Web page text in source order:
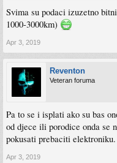
Svima su podaci izuzetno
1000-3000km)
Apr 3, 2019
Reventon
Veteran foruma
Pa to se i isplati ako su bas
od djece ili porodice onda se
pokusati prebaciti elektroniku.
Apr 3, 2019